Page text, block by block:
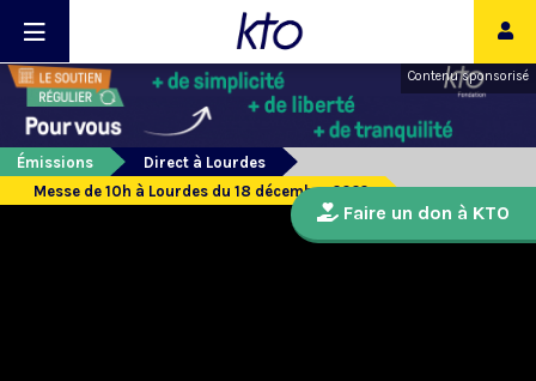
Contenu sponsorisé
Émissions
Direct à Lourdes
Messe de 10h à Lourdes du 18 décembre 2022
Faire un don à KTO